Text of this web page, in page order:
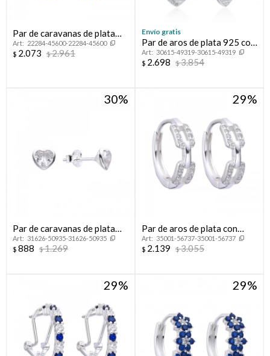
Par de caravanas de plata
925 con circonias.
22284-45600-22284-45600
$ 2.073 $2.961
Envío gratis
Par de aros de plata 925 con
circonia y dije corazón.
30615-49319-30615-49319
$ 2.698 $3.854
30
Par de caravanas de plata
925 con circonias.
31626-50935-31626-50935
$ 888 $1.269
29
Par de aros de plata con
circonias, CADENA.
35001-56737-35001-56737
$ 2.139 $3.055
29 29